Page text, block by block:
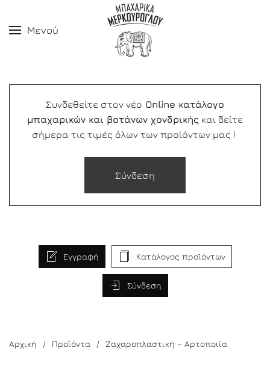
Μενού
Συνδεθείτε στον νέο Online κατάλογο
μπαχαρικών και βοτάνων χονδρικής και δείτε
σήμερα τις τιμές όλων των προϊόντων μας !
Σύνδεση
Εγγραφή Κατάλογος προϊόντων
Σύνδεση
Αρχική Προϊόντα Ζαχαροπλαστική – Αρτοποιία